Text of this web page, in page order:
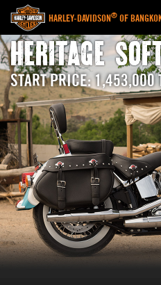
HARLEY-DAVIDSON ® OF
HERITAGE
START PRICE: 1,453,000